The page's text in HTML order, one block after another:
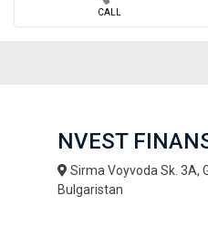
CALL
NVEST
Sirma Voyvoda Sk. 3A,
Bulgaristan